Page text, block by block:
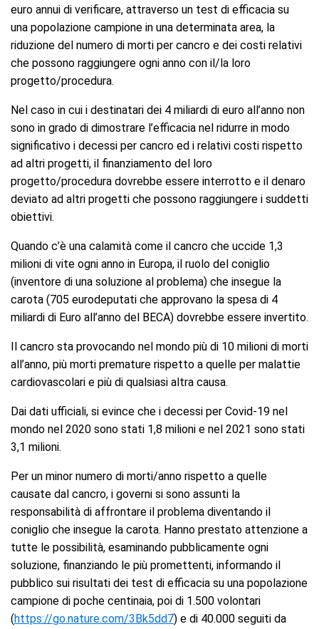
euro annui di verificare, attraverso un test di efficacia su
una popolazione campione in una determinata area, la
riduzione del numero di morti per cancro e dei costi relativi
che possono raggiungere ogni anno con il/la loro
progetto/procedura.
Nel caso in cui i destinatari dei 4 miliardi di euro all’anno non
sono in grado di dimostrare l’efficacia nel ridurre in modo
significativo i decessi per cancro ed i relativi costi rispetto
ad altri progetti, il finanziamento del loro
progetto/procedura dovrebbe essere interrotto e il denaro
deviato ad altri progetti che possono raggiungere i suddetti
obiettivi.
Quando c’è una calamità come il cancro che uccide 1,3
milioni di vite ogni anno in Europa, il ruolo del coniglio
(inventore di una soluzione al problema) che insegue la
carota (705 eurodeputati che approvano la spesa di 4
miliardi di Euro all’anno del BECA) dovrebbe essere invertito.
Il cancro sta provocando nel mondo più di 10 milioni di morti
all’anno, più morti premature rispetto a quelle per malattie
cardiovascolari e più di qualsiasi altra causa.
Dai dati ufficiali, si evince che i decessi per Covid-19 nel
mondo nel 2020 sono stati 1,8 milioni e nel 2021 sono stati
3,1 milioni.
Per un minor numero di morti/anno rispetto a quelle
causate dal cancro, i governi si sono assunti la
responsabilità di affrontare il problema diventando il
coniglio che insegue la carota. Hanno prestato attenzione a
tutte le possibilità, esaminando pubblicamente ogni
soluzione, finanziando le più promettenti, informando il
pubblico sui risultati dei test di efficacia su una popolazione
campione di poche centinaia, poi di 1.500 volontari
(https://go.nature.com/3Bk5dd7) e di 40.000 seguiti da